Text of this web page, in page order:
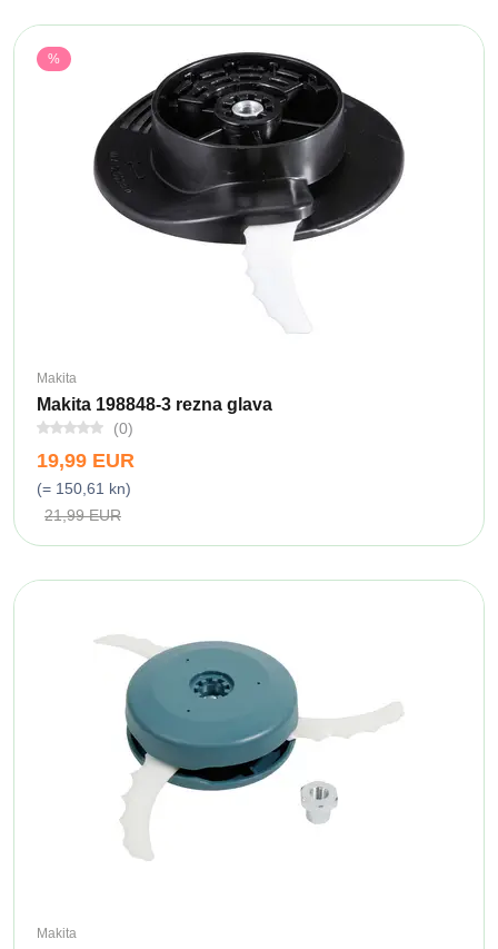
%
Makita
Makita 198848-3 rezna glava
(0)
19,99 EUR
(= 150,61 kn)
21,99 EUR
Makita